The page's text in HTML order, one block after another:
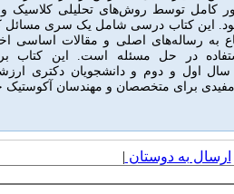
کامل توسط روش‌های تحلیلی کلاسیک و
. این کتاب درسی شامل یک سری مسائل
به رساله‌های اصلی و مقالات اساسی
در حل مسئله است. این کتاب
سال اول و دوم و دانشجویان دکتری
برای متخصصان و مهندسان آکوستیک
ارسال به دوستان |